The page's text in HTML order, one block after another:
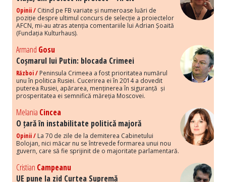
Opinii / Citind pe FB variate și numeroase luări de
poziție despre ultimul concurs de selecție a proiectelor
AFCN, mi-au atras atenția comentariile lui Adrian Șoaită
(Fundația Kulturhaus).
Armand Gosu
Coșmarul lui Putin: blocada Crimeei
Război / Peninsula Crimeea a fost prioritatea numărul
unu în politica Rusiei. Cucerirea ei în 2014 a dovedit
puterea Rusiei, apărarea, menținerea în siguranță și
prosperitatea ei semnifică măreția Moscovei.
Melania Cincea
O țară în instabilitate politică majoră
Opinii / La 70 de zile de la demiterea Cabinetului
Bolojan, nici măcar nu se întrevede formarea unui nou
guvern, care să fie sprijinit de o majoritate parlamentară.
Cristian Campeanu
UE pune la zid Curtea Supremă